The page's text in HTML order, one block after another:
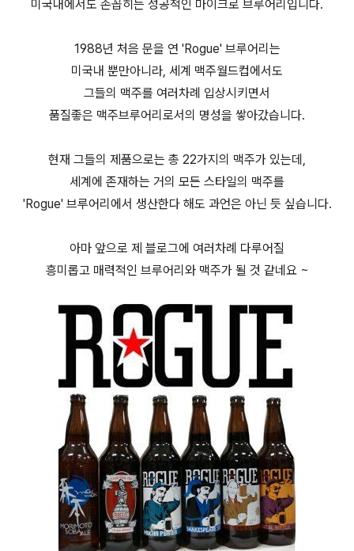
미국내에서도 손꼽히는 성공적인 마이크로 브루어리입니다.
1988년 처음 문을 연 'Rogue' 브루어리는
미국내 뿐만아니라, 세계 맥주월드컵에서도
그들의 맥주를 여러차례 입상시키면서
품질좋은 맥주브루어리로서의 명성을 쌓아갔습니다.
현재 그들의 제품으로는 총 22가지의 맥주가 있는데,
세계에 존재하는 거의 모든 스타일의 맥주를
'Rogue' 브루어리에서 생산한다 해도 과언은 아닌 듯 싶습니다.
아마 앞으로 제 블로그에 여러차례 다루어질
흥미롭고 매력적인 브루어리와 맥주가 될 것 같네요 ~